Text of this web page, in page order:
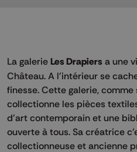
La galerie Les Drapiers a une
Château. A l'intérieur se
finesse. Cette galerie,
collectionne les pièces
d'art contemporain et une
ouverte à tous. Sa créatrice
collectionneuse et ancienne